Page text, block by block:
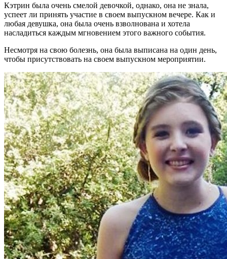
Кэтрин была очень смелой девочкой, однако, она не знала,
успеет ли принять участие в своем выпускном вечере. Как и
любая девушка, она была очень взволнована и хотела
насладиться каждым мгновением этого важного события.
Несмотря на свою болезнь, она была выписана на один день,
чтобы присутствовать на своем выпускном мероприятии.